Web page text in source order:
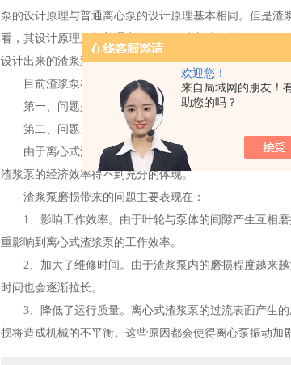
欢迎您！
来自局域网的朋友！
助您的吗？
泵的设计原理与普通离心泵的设计原理基本相同。但是
看，其设计原理又与普通离心泵的设计方法有所不同。
设计出来的渣浆泵轴封漏失严重，工作效率不高，过流部
目前渣浆泵在工作中存在着两大难题急需解决：
第一、问题是渣浆泵过流部分的零部件磨损问题。
第二、问题是离心式渣浆泵的工作效率偏低的问题。
由于离心式渣浆泵过流部分零部件的可以直接导致工
渣浆泵的经济效率得不到充分的体现。
渣浆泵磨损带来的问题主要表现在：
1、影响工作效率。由于叶轮与泵体的间隙产生互相磨
重影响到离心式渣浆泵的工作效率。
2、加大了维修时间。由于渣浆泵内的磨损程度越来越
时问也会逐渐拉长。
3、降低了运行质量。离心式渣浆泵的过流表面产生的
损将造成机械的不平衡。这些原因都会使得离心泵振动加